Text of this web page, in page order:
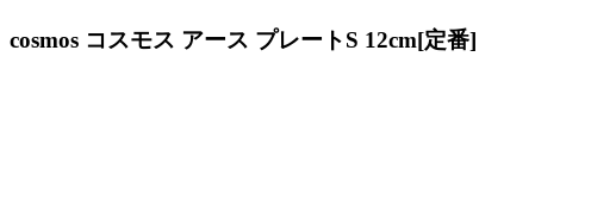
cosmos コスモス アース プレートS 12cm[定番]